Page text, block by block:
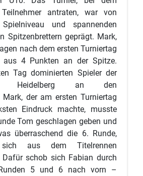
antraten, war von
und spannenden
Spitzenbrettern geprägt. Mark,
nach dem ersten Turniertag
4 Punkten an der Spitze.
Tag dominierten Spieler der
Heidelberg an den
Mark, der am ersten Turniertag
Eindruck machte, musste
Tom geschlagen geben und
überraschend die 6. Runde,
aus dem Titelrennen
Dafür schob sich Fabian durch
5 und 6 nach vorn –